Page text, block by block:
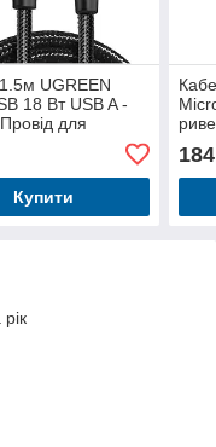
UGREEN
18 Вт USB A -
для
зарядки Android
Купити
184